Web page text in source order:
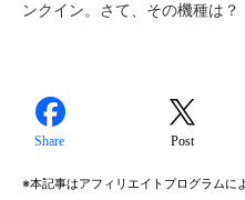
ンクイン。さて、その機種は？
Share Post
※本記事はアフィリエイトプログラムに